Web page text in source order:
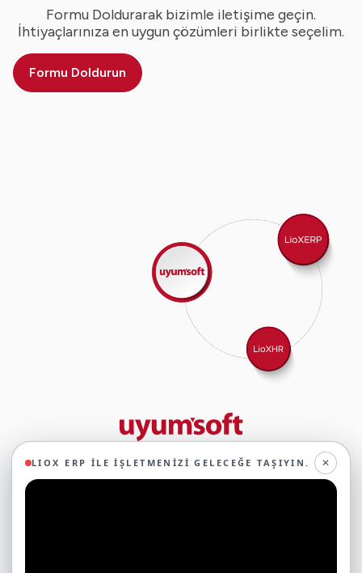
LIOX ERP ILE İŞLETMENIZI GELECEĞE TAŞIYIN. ✕
Formu Doldurarak bizimle iletişime geçin.
İhtiyaçlarınıza en uygun çözümleri birlikte seçelim.
Formu Doldurun
29 yıllık deneyimimizle birlikte, 350'den fazla iş ortağıyla iş birliği
yaparak, 45'ten fazla sektörde faaliyet gösteriyor ve
oluşturduğumuz ekosistemin gücüyle geleceğe sağlam adımlarla